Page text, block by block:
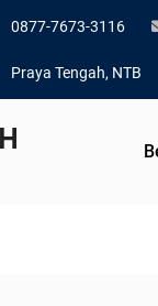
0877-7673-3116
Praya Tengah, NTB